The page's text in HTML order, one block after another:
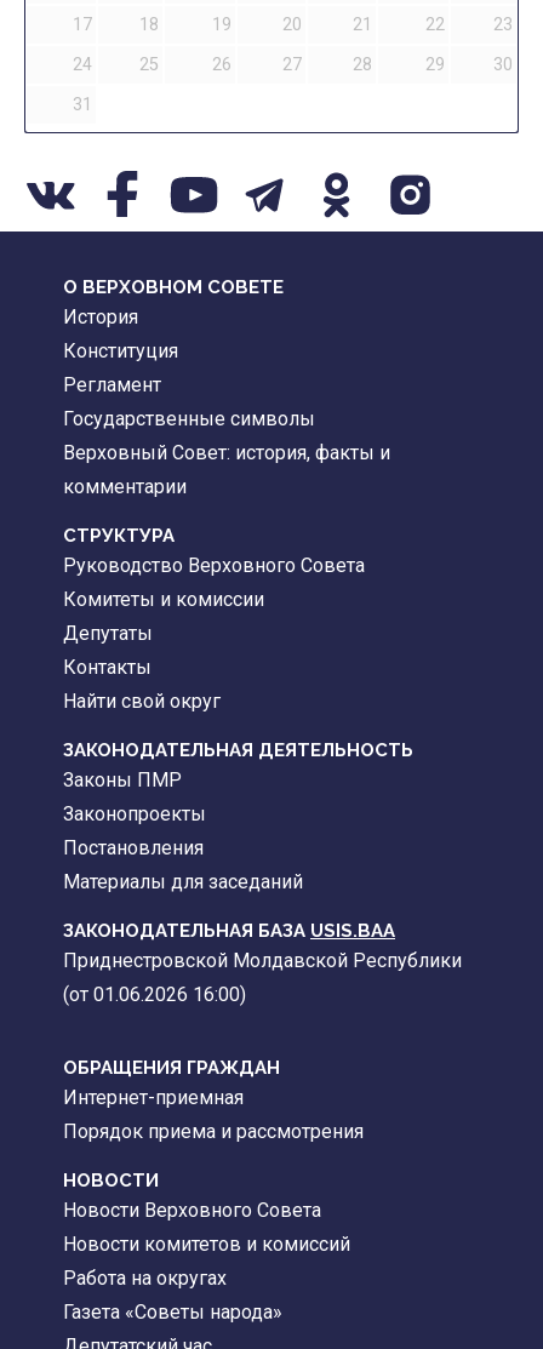
17
18 19 20 21 22
23
24
25 26 27 28 29
30
31
О ВЕРХОВНОМ СОВЕТЕ
История
Конституция
Регламент
Государственные символы
Верховный Совет: история, факты и
комментарии
CТРУКТУРА
Руководство Верховного Совета
Комитеты и комиссии
Депутаты
Контакты
Найти свой округ
ЗАКОНОДАТЕЛЬНАЯ ДЕЯТЕЛЬНОСТЬ
Законы ПМР
Законопроекты
Постановления
Материалы для заседаний
ЗАКОНОДАТЕЛЬНАЯ БАЗА USIS.BAA
Приднестровской Молдавской Республики
(от 01.06.2026 16:00)
ОБРАЩЕНИЯ ГРАЖДАН
Интернет-приемная
Порядок приема и рассмотрения
НОВОСТИ
Новости Верховного Совета
Новости комитетов и комиссий
Работа на округах
Газета «Советы народа»